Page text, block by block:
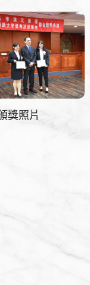
獎照片